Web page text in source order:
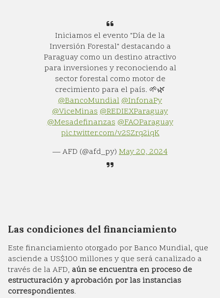
Iniciamos el evento "Día de la
Inversión Forestal" destacando a
Paraguay como un destino atractivo
para inversiones y reconociendo al
sector forestal como motor de
crecimiento para el país. 🌱🌿
@BancoMundial@InfonaPy
@ViceMinas@REDIEXParaguay
@Mesadefinanzas@FAOParaguay
pic.twitter.com/v2SZrq2iqK
— AFD (@afd_py) May 20, 2024
Las condiciones del financiamiento
Este financiamiento otorgado por Banco Mundial, que
asciende a US$100 millones y que será canalizado a
través de la AFD, aún se encuentra en proceso de
estructuración y aprobación por las instancias
correspondientes.